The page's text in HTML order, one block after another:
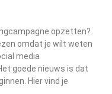
opzetten?
omdat je wilt weten
media
goede nieuws is dat
Hier vind je